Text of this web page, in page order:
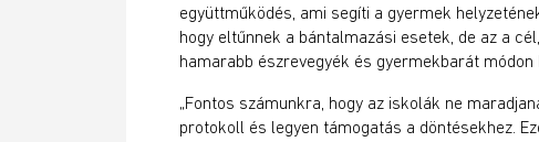
együttműködés, ami segíti a gyermek
hogy eltűnnek a bántalmazási esetek, de az a
hamarabb észrevegyék és gyermekbarát módon
„Fontos számunkra, hogy az iskolák ne
protokoll és legyen támogatás a döntésekhez.